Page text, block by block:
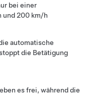
bei einer
und 200 km/h
automatische
die Betätigung
es frei, während die